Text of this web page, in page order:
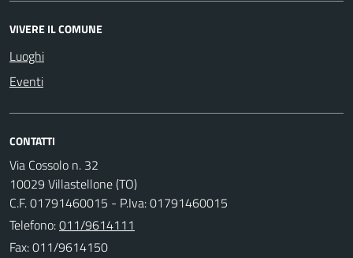
VIVERE IL COMUNE
Luoghi
Eventi
CONTATTI
Via Cossolo n. 32
10029 Villastellone (TO)
C.F. 01791460015 - P.Iva: 01791460015
Telefono:011/9614111
Fax: 011/9614150